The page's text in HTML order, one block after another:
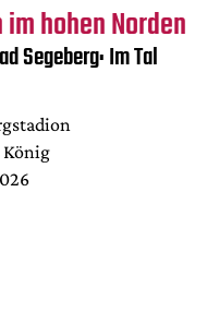
hohen Norden
Segeberg: Im Tal
König